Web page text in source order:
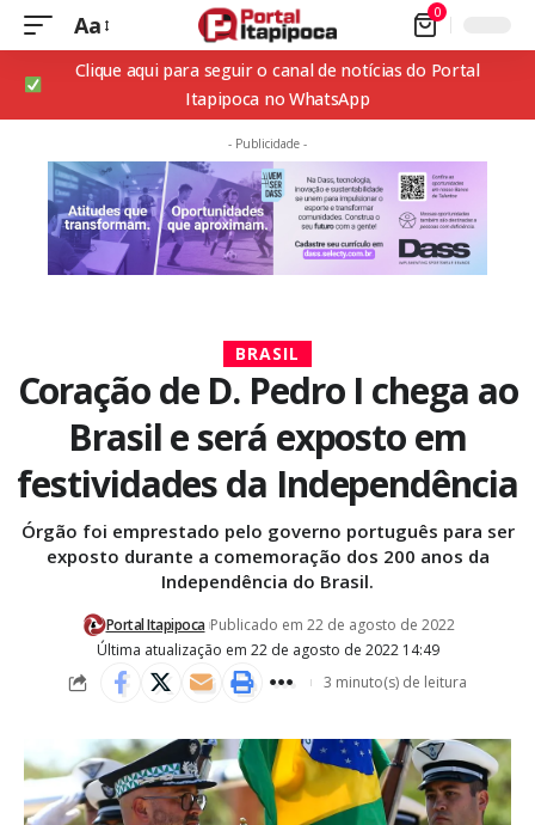
Aa 0
Clique aqui para seguir o canal de notícias do Portal
Itapipoca no WhatsApp
- Publicidade -
BRASIL
Coração de D. Pedro I chega ao
Brasil e será exposto em
festividades da Independência
Órgão foi emprestado pelo governo português para ser
exposto durante a comemoração dos 200 anos da
Independência do Brasil.
Última atualização em 22 de agosto de 2022 14:49
Portal Itapipoca Publicado em 22 de agosto de 2022
3 minuto(s) de leitura